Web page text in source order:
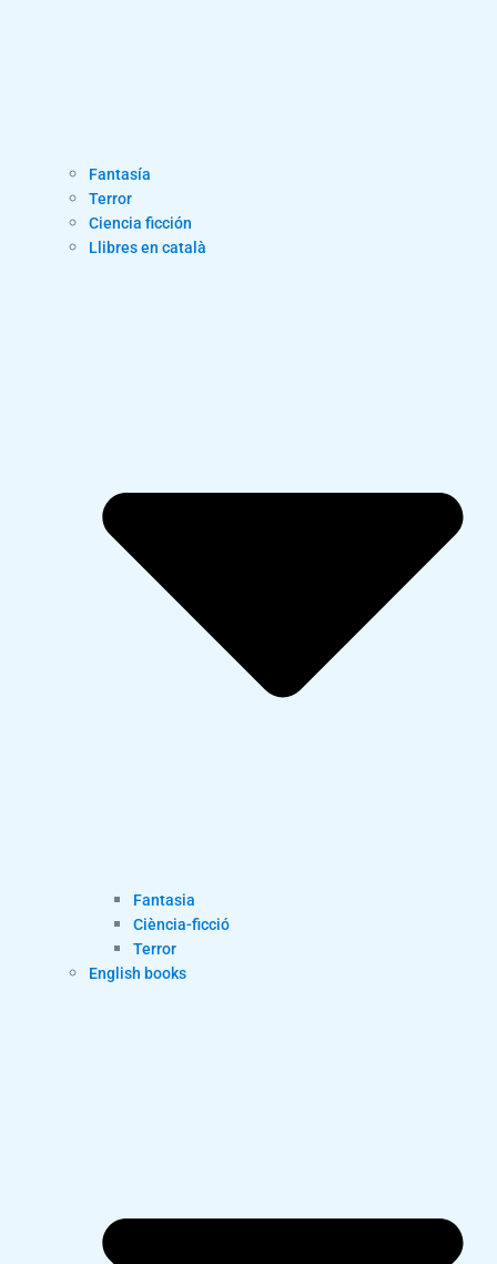
Fantasía
Terror
Ciencia ficción
Llibres en català
Fantasia
Ciència-ficció
Terror
English books